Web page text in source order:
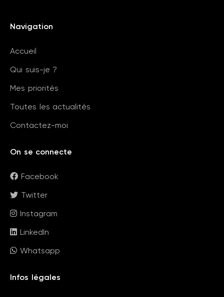
Navigation
Accueil
Qui suis-je ?
Mes priorités
Toutes les actualités
Contactez-moi
On se connecte
Facebook
Twitter
Instagram
LinkedIn
Whatsapp
Infos légales